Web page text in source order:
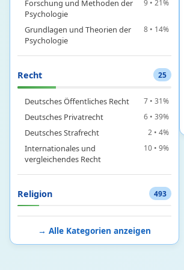
Forschung und Methoden der
Psychologie
9 • 21%
Grundlagen und Theorien der
Psychologie
8 • 14%
Recht 25
Deutsches Öffentliches Recht 7 • 31%
Deutsches Privatrecht 6 • 39%
Deutsches Strafrecht 2 • 4%
Internationales und
vergleichendes Recht
10 • 9%
Religion 493
Germanische Mythologie 4 • 24%
Griechische Mythologie 20 • 38%
→ Alle Kategorien anzeigen